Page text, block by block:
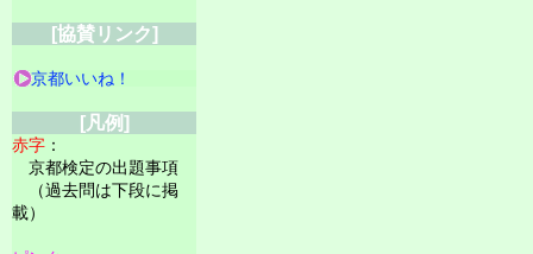
[協賛リンク]
京都いいね！
[凡例]
赤字 ：
京都検定の出題事項
（過去問は下段に掲
載）